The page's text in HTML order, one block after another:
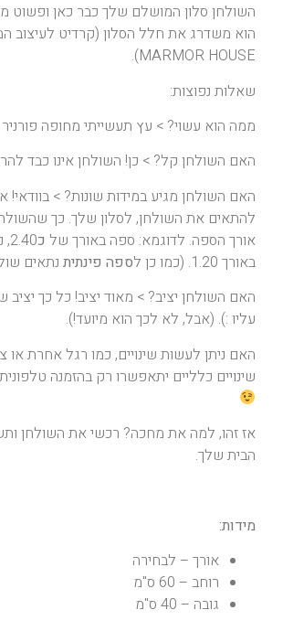
השולחן סלון המושלם שלך כבר כאן ופשוט
הוא משדרג את חלל הסלון (קרדיט לעיצוב
MARMOR HOUSE).
שאלות נפוצות:
ממה הוא עשוי? > עץ תעשייתי מחופה
האם השולחן קל? > כן! השולחן אינו כבד
האם השולחן מגיע במידות שונות? > בוודאי!
להתאים את השולחן, לסלון שלך. כך
אורך הספה. לדוגמא: ספה באורך של כ
באורך 1.20. (כמו כן ל
ספה פינתית נתאים
האם השולחן יציב? > מאוד יציב! כל כך
עליו :). (אבל, לא לכך הוא מיועד!).
האם ניתן לעשות שינויים, כמו רגל אחרת או
שינויים כלליים יתאפשרו רק בהזמנה
אז זהו, למה את מחכה? רכשי את השולחן
הבית שלך.
מידות:
אורך – לבחירה
רוחב – 60 ס"מ
גובה – 40 ס"מ